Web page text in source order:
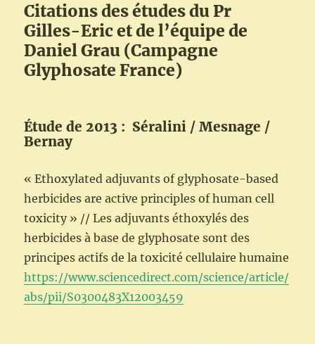
Citations des études du Pr
Gilles-Eric et de l’équipe de
Daniel Grau (Campagne
Glyphosate France)
Étude de 2013 : Séralini / Mesnage /
Bernay
«Ethoxylated adjuvants of glyphosate-based
herbicides are active principles of human cell
toxicity » // Les adjuvants éthoxylés des
herbicides à base de glyphosate sont des
principes actifs de la toxicité cellulaire humaine
https://www.sciencedirect.com/science/article/
abs/pii/S0300483X12003459